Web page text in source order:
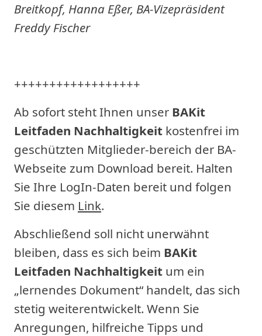
Breitkopf, Hanna Eßer, BA-Vizepräsident
Freddy Fischer
++++++++++++++++++
Ab sofort steht Ihnen unser BAKit
Leitfaden Nachhaltigkeit kostenfrei im
geschützten Mitglieder-bereich der BA-
Webseite zum Download bereit. Halten
Sie Ihre LogIn-Daten bereit und folgen
Sie diesem Link.
Abschließend soll nicht unerwähnt
bleiben, dass es sich beim BAKit
Leitfaden Nachhaltigkeit um ein
„lernendes Dokument“ handelt, das sich
stetig weiterentwickelt. Wenn Sie
Anregungen, hilfreiche Tipps und